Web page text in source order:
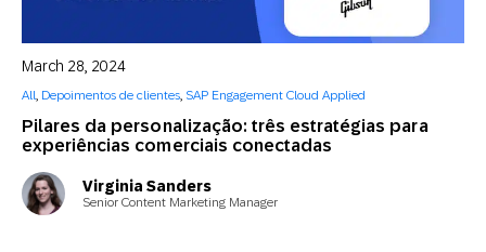
Pilares da personalização: três estratégias para
experiências comerciais conectadas
March 28, 2024
All, Depoimentos de clientes, SAP Engagement Cloud Applied
Virginia Sanders
Senior Content Marketing Manager